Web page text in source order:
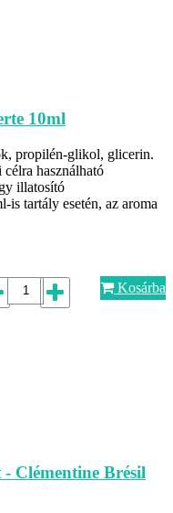
10ml
propilén-glikol, glicerin.
használható
illatosító
is tartály esetén, az aroma
Kosárba
Clémentine Brésil